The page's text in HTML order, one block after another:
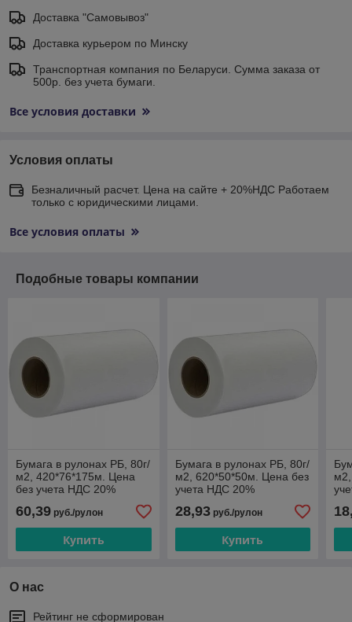
Доставка "Самовывоз"
Доставка курьером по Минску
Транспортная компания по Беларуси. Сумма заказа от
500р. без учета бумаги.
Все условия доставки
Условия оплаты
Безналичный расчет. Цена на сайте + 20%НДС Работаем
только с юридическими лицами.
Все условия оплаты
Подобные товары компании
Бумага в рулонах РБ, 80г/
м2, 420*76*175м. Цена
без учета НДС 20%
60,39 руб./рулон
Купить
Бумага в рулонах РБ, 80г/
м2, 620*50*50м. Цена без
учета НДС 20%
28,93руб./рулон
Купить
О нас
Рейтинг не сформирован